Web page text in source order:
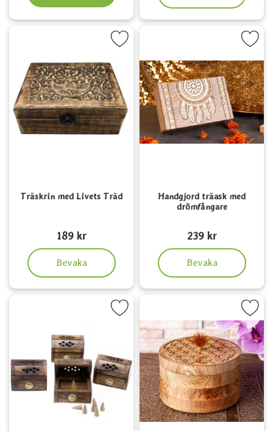
Träskrin med Livets Träd
189 kr
Bevaka
, Träskrin med Livets Träd
Markera träskrin med Livets Träd som favorit
Handgjord träask med
drömfångare
239 kr
Bevaka
, Handgjord träask med
Markera handgjord träask med
Markera liten Ask för Rökelsekoner som favorit
Markera runt trächatull